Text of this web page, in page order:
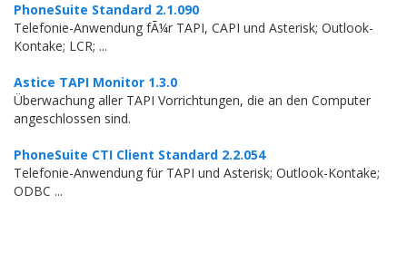
PhoneSuite Standard 2.1.090
Telefonie-Anwendung fÃ¼r TAPI, CAPI und Asterisk; Outlook-
Kontake; LCR; ...
Astice TAPI Monitor 1.3.0
Überwachung aller TAPI Vorrichtungen, die an den Computer
angeschlossen sind.
PhoneSuite CTI Client Standard 2.2.054
Telefonie-Anwendung für TAPI und Asterisk; Outlook-Kontake;
ODBC ...